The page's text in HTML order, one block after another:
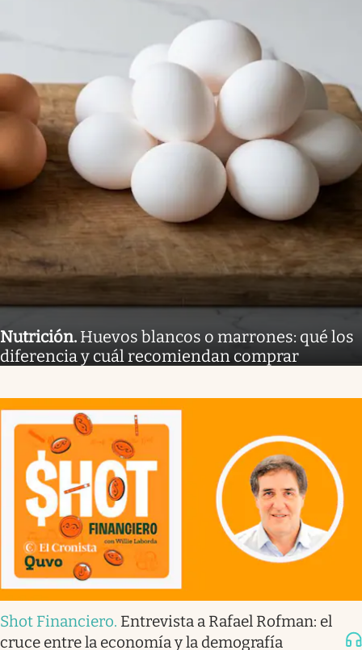
Nutrición. Huevos blancos o marrones: qué los
diferencia y cuál recomiendan comprar
Shot Financiero. Entrevista a Rafael Rofman: el
cruce entre la economía y la demografía